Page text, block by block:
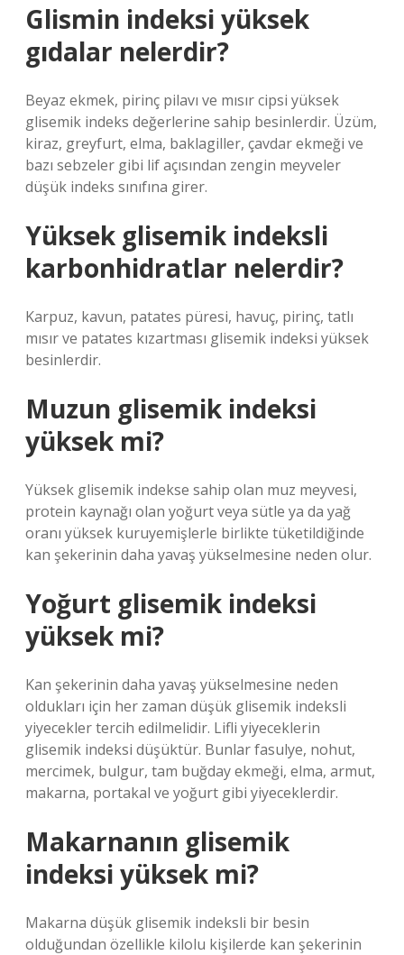
Glismin indeksi yüksek
gıdalar nelerdir?
Beyaz ekmek, pirinç pilavı ve mısır cipsi yüksek
glisemik indeks değerlerine sahip besinlerdir. Üzüm,
kiraz, greyfurt, elma, baklagiller, çavdar ekmeği ve
bazı sebzeler gibi lif açısından zengin meyveler
düşük indeks sınıfına girer.
Yüksek glisemik indeksli
karbonhidratlar nelerdir?
Karpuz, kavun, patates püresi, havuç, pirinç, tatlı
mısır ve patates kızartması glisemik indeksi yüksek
besinlerdir.
Muzun glisemik indeksi
yüksek mi?
Yüksek glisemik indekse sahip olan muz meyvesi,
protein kaynağı olan yoğurt veya sütle ya da yağ
oranı yüksek kuruyemişlerle birlikte tüketildiğinde
kan şekerinin daha yavaş yükselmesine neden olur.
Yoğurt glisemik indeksi
yüksek mi?
Kan şekerinin daha yavaş yükselmesine neden
oldukları için her zaman düşük glisemik indeksli
yiyecekler tercih edilmelidir. Lifli yiyeceklerin
glisemik indeksi düşüktür. Bunlar fasulye, nohut,
mercimek, bulgur, tam buğday ekmeği, elma, armut,
makarna, portakal ve yoğurt gibi yiyeceklerdir.
Makarnanın glisemik
indeksi yüksek mi?
Makarna düşük glisemik indeksli bir besin
olduğundan özellikle kilolu kişilerde kan şekerinin